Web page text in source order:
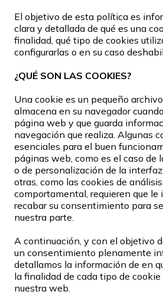
El objetivo de esta política es
clara y detallada de qué es una
finalidad, qué tipo de cookies
configurarlas o en su caso
¿QUÉ SON LAS COOKIES?
Una cookie es un pequeño
almacena en su navegador
página web y que guarda
navegación que realiza. Algunas
esenciales para el buen
páginas web, como es el caso de
o de personalización de la interfaz
otras, como las cookies de
comportamental, requieren que le
recabar su consentimiento para
nuestra parte.
A continuación, y con el objetivo
un consentimiento plenamente
detallamos la información de en
la finalidad de cada tipo de
nuestra web.